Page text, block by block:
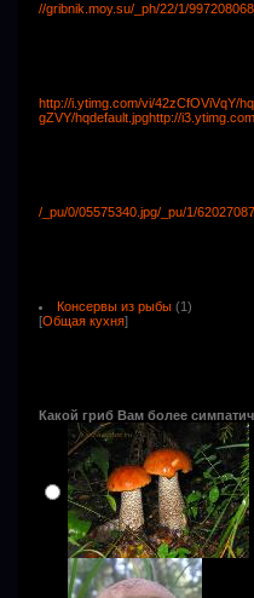
//gribnik.moy.su/_ph/22/1/
http://i.ytimg.com/vi/42zCfOViVqY/
gZVY/hqdefault.jpghttp://
/_pu/0/05575340.jpg/_pu/1/
Консервы из рыбы (1)
[Общая кухня]
Какой гриб Вам более